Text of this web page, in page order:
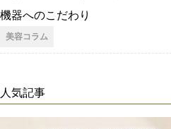
機器へのこだわり
美容コラム
人気記事